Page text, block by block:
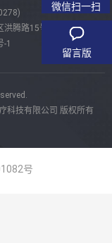
腾路15号
1
科技有限公司 版权所有
号
微信扫一扫
留言版